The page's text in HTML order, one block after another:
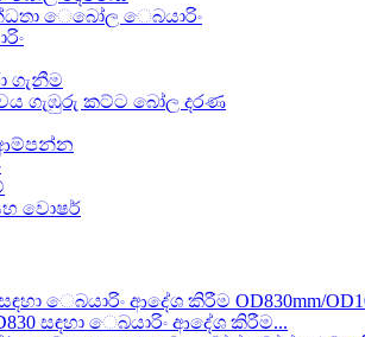
ෙබෝල ෙබයාරිං
ගැනීම
ගැඹුරු කට්ට බෝල දරණ
වොෂර්
සඳහා ෙබයාරිං ආදේශ කිරීම...